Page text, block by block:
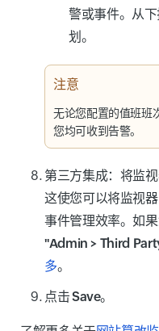
警或事件。从
划。
注意
无论您配置的值班班
您均可收到告警。
第三方集成：将监
这使您可以将监视
事件管理效率。如
"Admin > Third
多。
点击Save。